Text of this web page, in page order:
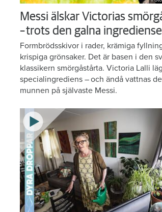
Messi älskar Victorias
– trots den galna
Formbrödsskivor i rader, krämiga
krispiga grönsaker. Det är basen i den
klassikern smörgåstårta. Victoria Lalli
specialingrediens – och ändå vattnas
munnen på självaste Messi.